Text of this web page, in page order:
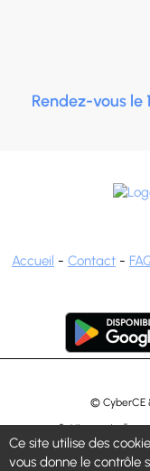
Rendez-vous
Accueil - Contact -
© CyberCE
5 visiteurs
Ce site utilise des
vous donne le contrôle